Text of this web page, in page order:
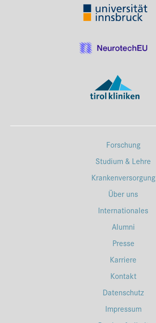
Forschung
Studium & Lehre
Krankenversorgung
Über uns
Internationales
Alumni
Presse
Karriere
Kontakt
Datenschutz
Impressum